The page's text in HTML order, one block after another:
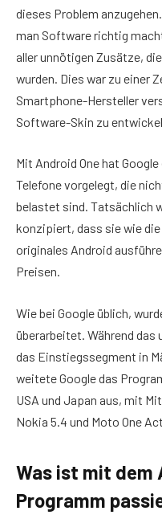
dieses Problem
man Software richtig
aller unnötigen Zusätze,
wurden. Dies war zu einer
Smartphone-Hersteller
Software-Skin zu
Mit Android One hat
Telefone vorgelegt, die
belastet sind. Tatsächlich
konzipiert, dass sie wie
originales Android
Preisen.
Wie bei Google üblich,
überarbeitet. Während das
das Einstiegssegment in
weitete Google das
USA und Japan aus, mit
Nokia 5.4 und Moto One
Was ist mit dem
Programm